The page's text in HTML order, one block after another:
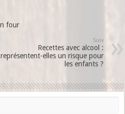
four
Suiv
Recettes avec alcool :
représentent-elles un risque pour
les enfants ?